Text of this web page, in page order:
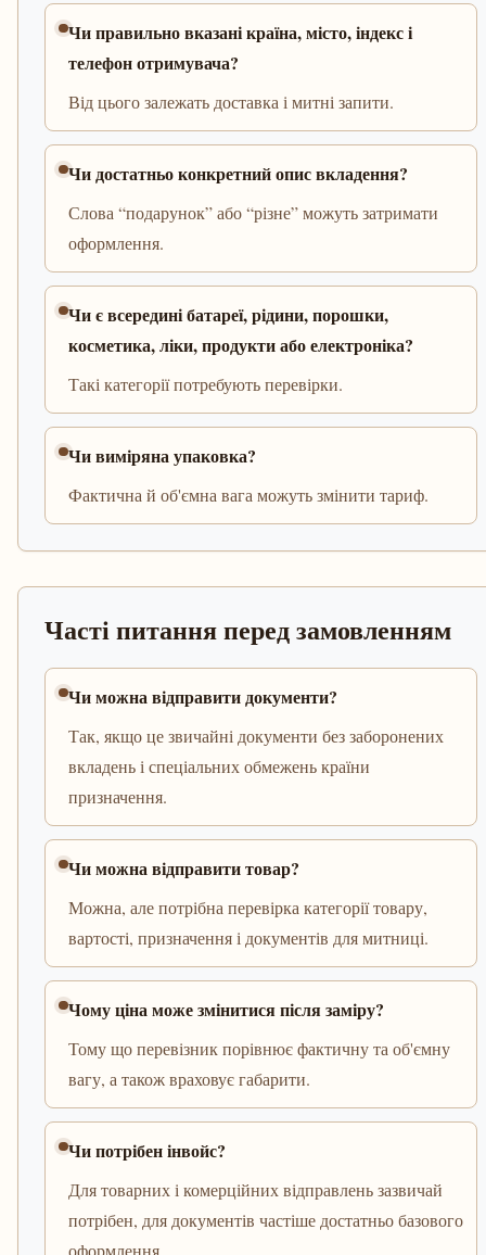
Чи правильно вказані країна, місто, індекс і
телефон отримувача?
Від цього залежать доставка і митні запити.
Чи достатньо конкретний опис вкладення?
Слова “подарунок” або “різне” можуть затримати
оформлення.
Чи є всередині батареї, рідини, порошки,
косметика, ліки, продукти або електроніка?
Такі категорії потребують перевірки.
Чи виміряна упаковка?
Фактична й об'ємна вага можуть змінити тариф.
Часті питання перед замовленням
Чи можна відправити документи?
Так, якщо це звичайні документи без заборонених
вкладень і спеціальних обмежень країни
призначення.
Чи можна відправити товар?
Можна, але потрібна перевірка категорії товару,
вартості, призначення і документів для митниці.
Чому ціна може змінитися після заміру?
Тому що перевізник порівнює фактичну та об'ємну
вагу, а також враховує габарити.
Чи потрібен інвойс?
Для товарних і комерційних відправлень зазвичай
потрібен, для документів частіше достатньо базового
оформлення.